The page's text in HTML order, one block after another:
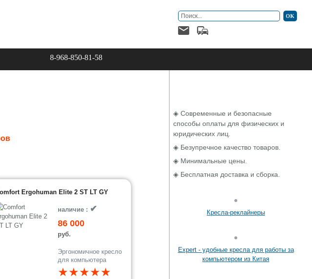
8-968-850-81-58
Ergohuman Elite 2 ST LT GY
наличие : ✔
86 000
руб.
Эргономичное кресло
для компьютера
★★★★★
◈ Современные и безопасные
способы оплаты для физических и
юридических лиц.
◈ Безупречное качество товаров.
◈ Минимальные цены.
◈ Бесплатная доставка и сборка.
Кресла-реклайнеры
Expert - удобные кресла для работы за
компьютером из Китая